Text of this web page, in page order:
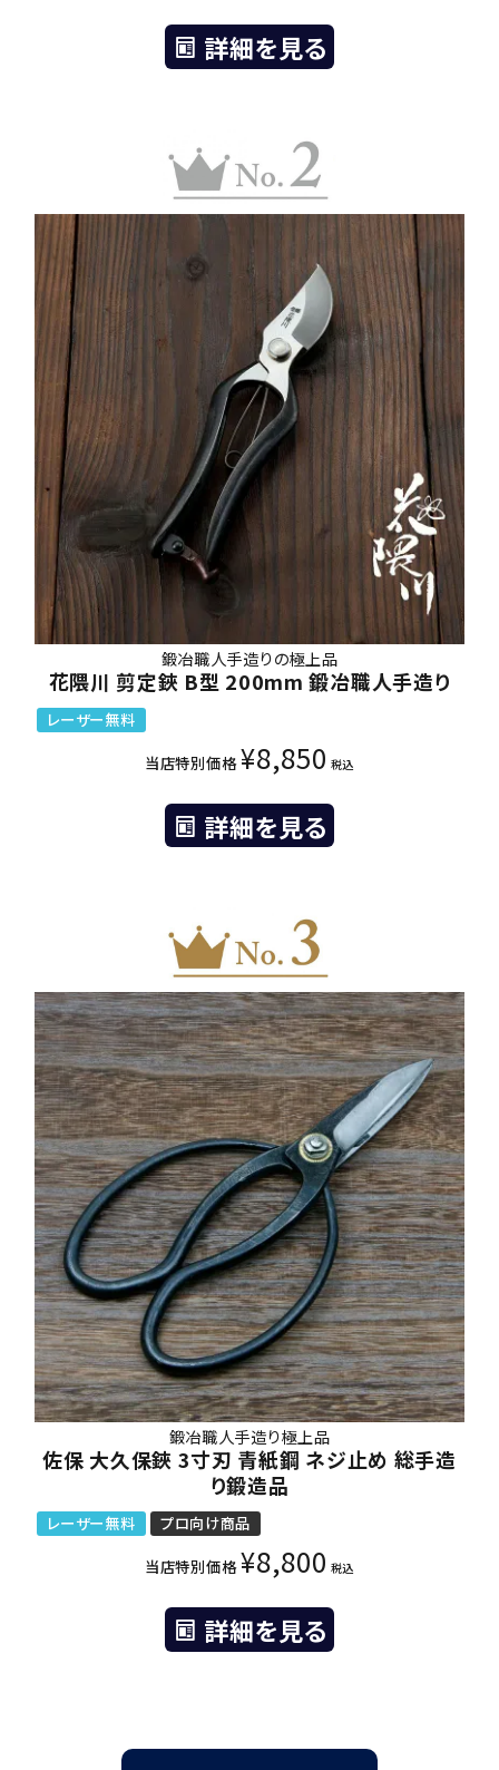
詳細を見る
鍛冶職人手造りの極上品
花隈川 剪定鋏 B型 200mm 鍛冶職人手造り
レーザー無料
当店特別価格 ¥8,850 税込
詳細を見る
鍛冶職人手造り極上品
佐保 大久保鋏 3寸刃 青紙鋼 ネジ止め 総手造
り鍛造品
レーザー無料 プロ向け商品
当店特別価格 ¥8,800 税込
詳細を見る